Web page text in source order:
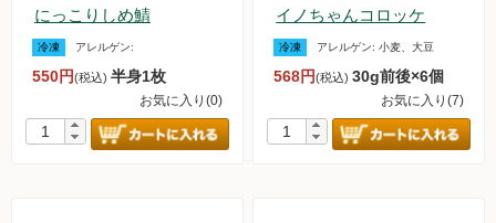
取扱店のご紹介
新規募集中！
フランチャイズビジネス
にっこりしめ鯖
冷凍 アレルゲン:
550円(税込) 半身1枚
お気に入り(0)
イノちゃんコロッケ
冷凍 アレルゲン:小麦、大豆
568円(税込)30g前後×6個
お気に入り(7)